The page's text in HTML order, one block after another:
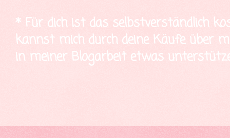
* Für dich ist das selbstverständlich
kannst mich durch deine Käufe über
in meiner Blogarbeit etwas